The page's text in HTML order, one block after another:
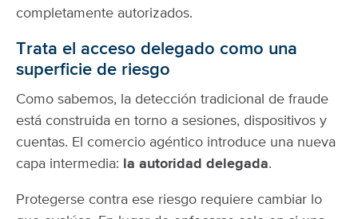
completamente autorizados.
Trata el acceso delegado como una
superficie de riesgo
Como sabemos, la detección tradicional de fraude
está construida en torno a sesiones, dispositivos y
cuentas. El comercio agéntico introduce una nueva
capa intermedia:
la autoridad delegada.
Protegerse contra ese riesgo requiere cambiar lo